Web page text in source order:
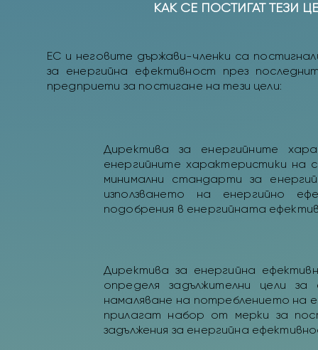
КАК СЕ ПОСТИГАТ ТЕЗИ
ЕС и неговите държави-членки са
за енергийна ефективност през
предприети за постигане на тези цели:
Директива за енергийните
енергийните характеристики на
минимални стандарти за
използването на енергийно
подобрения в енергийната
Директива за енергийна
определя задължителни цели
намаляване на потреблението на
прилагат набор от мерки за
задължения за енергийна